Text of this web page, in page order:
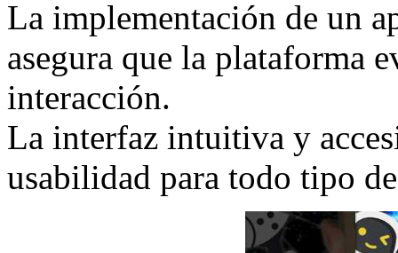
La implementación de un
asegura que la plataforma
interacción.
La interfaz intuitiva y
usabilidad para todo tipo